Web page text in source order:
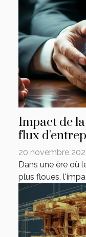
Impact de
flux
20 novembre
Dans une ère où
plus floues,